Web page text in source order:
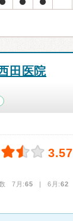
田医院
3.57
7月:65 | 6月:62